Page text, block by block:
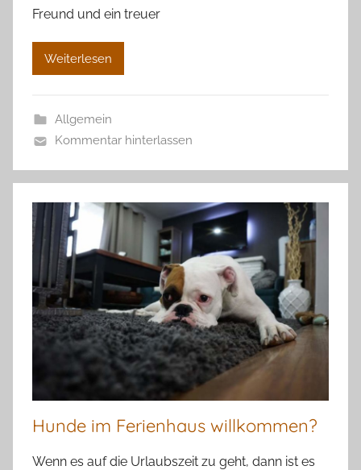
Freund und ein treuer
Weiterlesen
Allgemein
Kommentar hinterlassen
Hunde im Ferienhaus willkommen?
Wenn es auf die Urlaubszeit zu geht, dann ist es